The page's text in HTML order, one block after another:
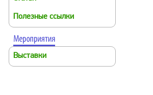
Полезные ссылки
Выставки